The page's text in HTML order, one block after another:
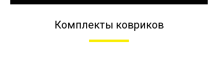
Комплекты ковриков